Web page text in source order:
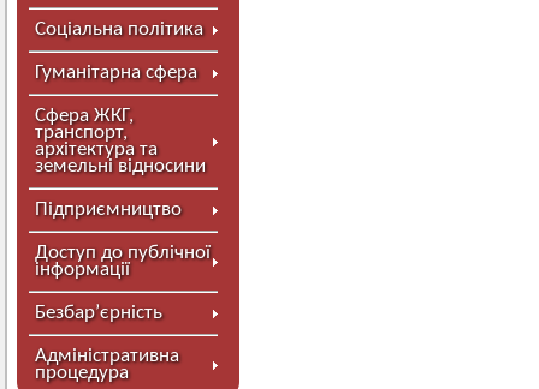
Соціальна політика
Гуманітарна сфера
Сфера ЖКГ,
транспорт,
архітектура та
земельні відносини
Підприємництво
Доступ до публічної
інформації
Безбар’єрність
Адміністративна
процедура